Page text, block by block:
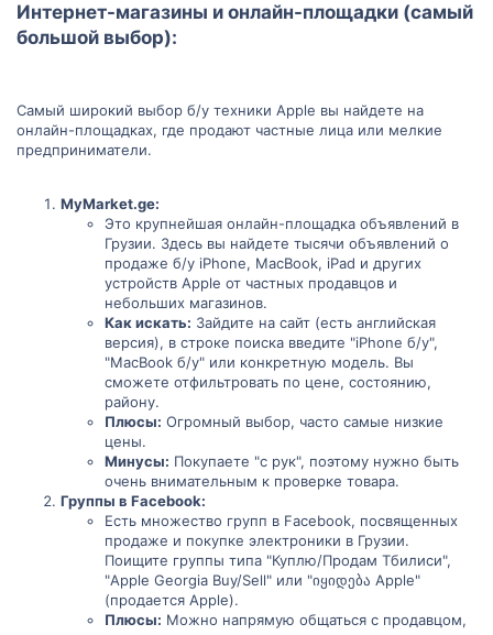
Интернет-магазины и онлайн-площадки (самый
большой выбор):
Самый широкий выбор б/у техники Apple вы найдете на
онлайн-площадках, где продают частные лица или мелкие
предприниматели.
MyMarket.ge:
Это крупнейшая онлайн-площадка объявлений в
Грузии. Здесь вы найдете тысячи объявлений о
продаже б/у iPhone, MacBook, iPad и других
устройств Apple от частных продавцов и
небольших магазинов.
Как искать: Зайдите на сайт (есть английская
версия), в строке поиска введите "iPhone б/у",
"MacBook б/у" или конкретную модель. Вы
сможете отфильтровать по цене, состоянию,
району.
Плюсы: Огромный выбор, часто самые низкие
цены.
Минусы: Покупаете "с рук", поэтому нужно быть
очень внимательным к проверке товара.
Группы в Facebook:
Есть множество групп в Facebook, посвященных
продаже и покупке электроники в Грузии.
Поищите группы типа "Куплю/Продам Тбилиси",
"Apple Georgia Buy/Sell" или "იყიდება Apple"
(продается Apple).
Плюсы: Можно напрямую общаться с продавцом,